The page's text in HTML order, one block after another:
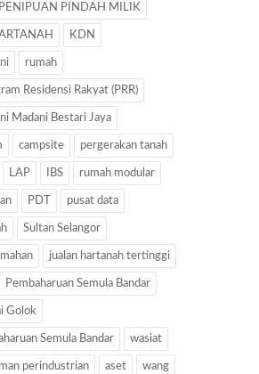
PENIPUAN PINDAH MILIK
KDN
rumah
Residensi Rakyat (PRR)
Madani Bestari Jaya
campsite pergerakan tanah
LAP IBS rumah modular
PDT pusat data
Sultan Selangor
jualan hartanah tertinggi
Pembaharuan Semula Bandar
Golok
Semula Bandar wasiat
perindustrian aset wang